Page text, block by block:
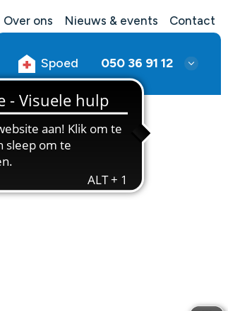
Over ons Nieuws & events Contact
Spoed 050 36 91 12